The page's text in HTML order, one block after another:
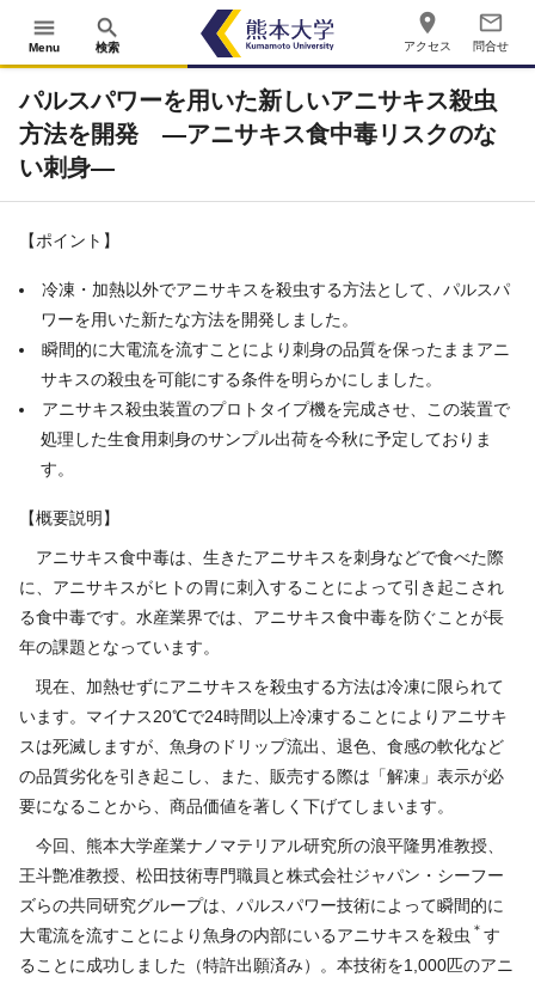
menu
Menu
search
検索
place
アクセス
mail_outline
問合せ
パルスパワーを用いた新しいアニサキス殺虫
方法を開発 ―アニサキス食中毒リスクのな
い刺身―
【ポイント】
冷凍・加熱以外でアニサキスを殺虫する方法として、パルスパ
ワーを用いた新たな方法を開発しました。
瞬間的に大電流を流すことにより刺身の品質を保ったままアニ
サキスの殺虫を可能にする条件を明らかにしました。
アニサキス殺虫装置のプロトタイプ機を完成させ、この装置で
処理した生食用刺身のサンプル出荷を今秋に予定しておりま
す。
【概要説明】
アニサキス食中毒は、生きたアニサキスを刺身などで食べた際
に、アニサキスがヒトの胃に刺入することによって引き起こされ
る食中毒です。水産業界では、アニサキス食中毒を防ぐことが長
年の課題となっています。
現在、加熱せずにアニサキスを殺虫する方法は冷凍に限られて
います。マイナス20℃で24時間以上冷凍することによりアニサキ
スは死滅しますが、魚身のドリップ流出、退色、食感の軟化など
の品質劣化を引き起こし、また、販売する際は「解凍」表示が必
要になることから、商品価値を著しく下げてしまいます。
今回、熊本大学産業ナノマテリアル研究所の浪平隆男准教授、
王斗艶准教授、松田技術専門職員と株式会社ジャパン・シーフー
ズらの共同研究グループは、パルスパワー技術によって瞬間的に
大電流を流すことにより魚身の内部にいるアニサキスを殺虫 ＊ す
ることに成功しました（特許出願済み）。本技術を1,000匹のアニ